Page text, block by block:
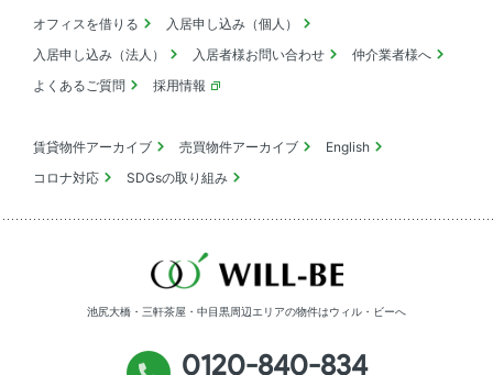
オフィスを借りる
入居申し込み（個人）
入居申し込み（法人）
入居者様お問い合わせ
仲介業者様へ
よくあるご質問
採用情報
賃貸物件アーカイブ 売買物件アーカイブ
English
コロナ対応
SDGsの取り組み
池尻大橋・三軒茶屋・中目黒周辺エリアの物件はウィル・ビーへ
0120-840-834